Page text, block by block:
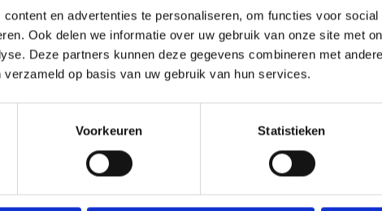
en advertenties te personaliseren, om functies voor
Ook delen we informatie over uw gebruik van onze site met
Deze partners kunnen deze gegevens combineren met
op basis van uw gebruik van hun services.
Voorkeuren Statistieken